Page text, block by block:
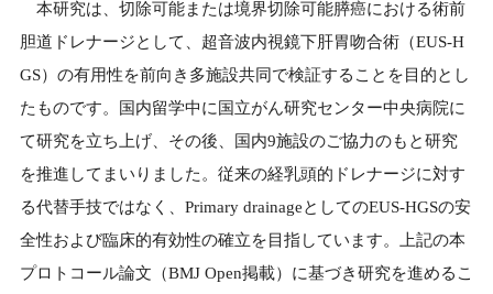
本研究は、切除可能または境界切除可能膵癌における術前
胆道ドレナージとして、超音波内視鏡下肝胃吻合術（EUS-H
GS）の有用性を前向き多施設共同で検証することを目的とし
たものです。国内留学中に国立がん研究センター中央病院に
て研究を立ち上げ、その後、国内9施設のご協力のもと研究
を推進してまいりました。従来の経乳頭的ドレナージに対す
る代替手技ではなく、Primary drainageとしてのEUS-HGSの安
全性および臨床的有効性の確立を目指しています。上記の本
プロトコール論文（BMJ Open掲載）に基づき研究を進めるこ